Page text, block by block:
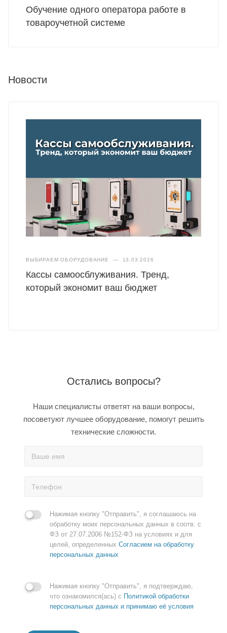
Обучение одного оператора работе в
товароучетной системе
Новости
ВЫБИРАЕМ ОБОРУДОВАНИЕ — 13.03.2026
Кассы самоосблуживания. Тренд,
который экономит ваш бюджет
Остались вопросы?
Наши специалисты ответят на ваши вопросы,
посоветуют лучшее оборудование, помогут решить
технические сложности.
Нажимая кнопку "Отправить", я соглашаюсь на
обработку моих персональных данных в соотв. с
ФЗ от 27.07.2006 №152-ФЗ на условиях и для
целей, определенных Согласием на обработку
персональных данных
Нажимая кнопку "Отправить", я подтверждаю,
что ознакомился(ась) с Политикой обработки
персональных данных и принимаю её условия